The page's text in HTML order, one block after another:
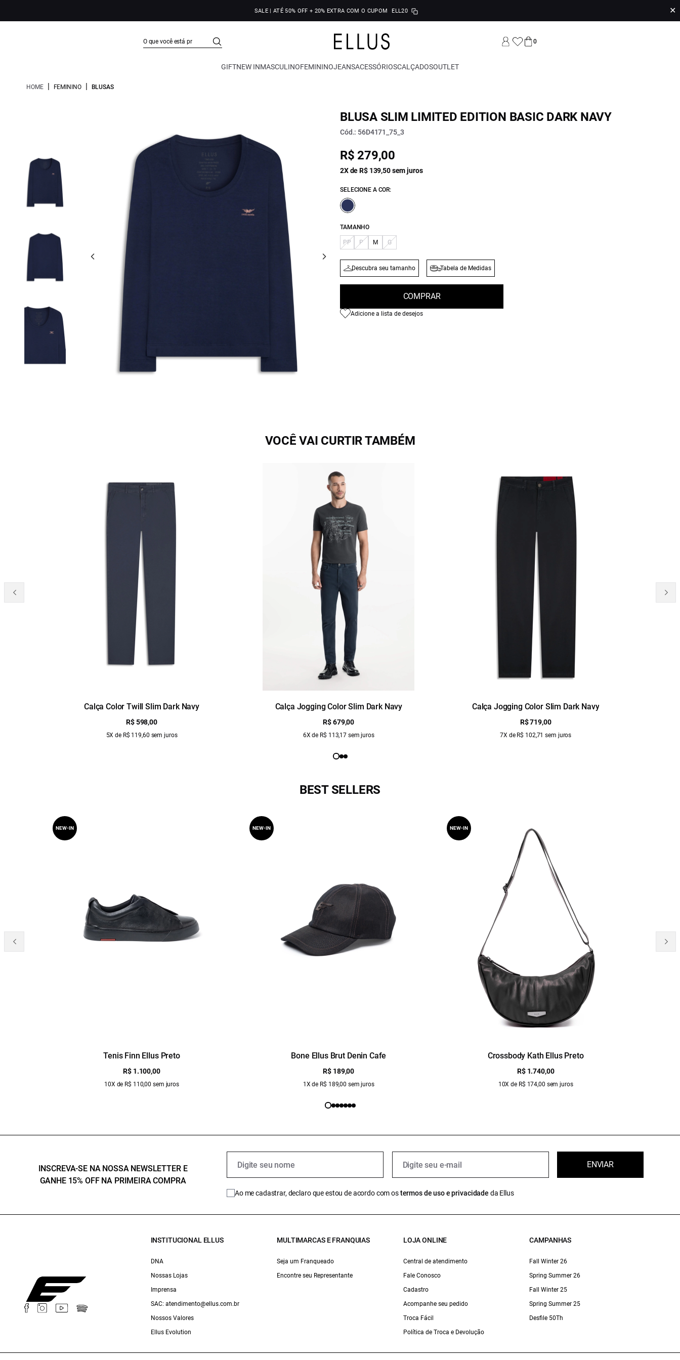
SALE | ATÉ 50% OFF + 20% EXTRA COM O CUPOM ELL20 ✕
0
GIFTNEW INMASCULINOFEMININOJEANSACESSÓRIOSCALÇADOSOUTLET
HOME | FEMININO | BLUSAS
BLUSA SLIM LIMITED EDITION BASIC DARK NAVY
Cód.: 56D4171_75_3
R$ 279,00
2X de R$ 139,50 sem juros
SELECIONE A COR:
TAMANHO
PP P M G
Descubra seu tamanho Tabela de Medidas
COMPRAR
Adicione a lista de desejos
VOCÊ VAI CURTIR TAMBÉM
Calça Color Twill Slim Dark Navy
R$ 598,00
5X de R$ 119,60 sem juros
Calça Jogging Color Slim Dark Navy
R$ 679,00
6X de R$ 113,17 sem juros
Calça Jogging Color Slim Dark Navy
R$ 719,00
7X de R$ 102,71 sem juros
BEST SELLERS
Tenis Finn Ellus Preto
R$ 1.100,00
10X de R$ 110,00 sem juros
NEW-IN
Bone Ellus Brut Denin Cafe
R$ 189,00
1X de R$ 189,00 sem juros
NEW-IN
Crossbody Kath Ellus Preto
R$ 1.740,00
10X de R$ 174,00 sem juros
NEW-IN
INSCREVA-SE NA NOSSA NEWSLETTER E
GANHE 15% OFF NA PRIMEIRA COMPRA
ENVIAR
Ao me cadastrar, declaro que estou de acordo com ostermos de uso e privacidade da Ellus
INSTITUCIONAL ELLUS
DNA
Nossas Lojas
Imprensa
SAC: atendimento@ellus.com.br
Nossos Valores
Ellus Evolution
MULTIMARCAS E FRANQUIAS
Seja um Franqueado
Encontre seu Representante
LOJA ONLINE
Central de atendimento
Fale Conosco
Cadastro
Acompanhe seu pedido
Troca Fácil
Política de Troca e Devolução
CAMPANHAS
Fall Winter 26
Spring Summer 26
Fall Winter 25
Spring Summer 25
Desfile 50Th